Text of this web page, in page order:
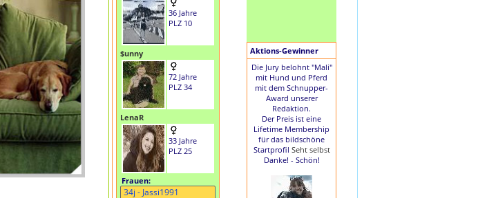
36 Jahre
PLZ 10
$unny
72 Jahre
PLZ 34
LenaR
33 Jahre
PLZ 25
Frauen:
Aktions-Gewinner
Die Jury belohnt "Mali"
mit Hund und Pferd
mit dem Schnupper-
Award unserer
Redaktion.
Der Preis ist eine
Lifetime Membership
für das bildschöne
Startprofil Seht selbst
Danke! - Schön!